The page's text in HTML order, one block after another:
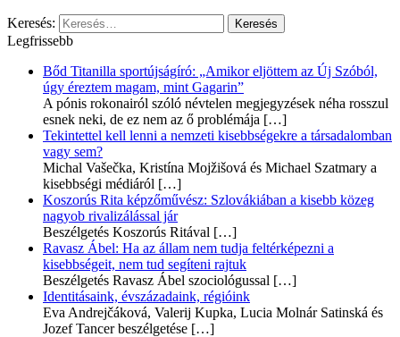
Keresés:
Legfrissebb
Bőd Titanilla sportújságíró: „Amikor eljöttem az Új Szóból,
úgy éreztem magam, mint Gagarin”
A pónis rokonairól szóló névtelen megjegyzések néha rosszul
esnek neki, de ez nem az ő problémája […]
Tekintettel kell lenni a nemzeti kisebbségekre a társadalomban
vagy sem?
Michal Vašečka, Kristína Mojžišová és Michael Szatmary a
kisebbségi médiáról […]
Koszorús Rita képzőművész: Szlovákiában a kisebb közeg
nagyob rivalizálással jár
Beszélgetés Koszorús Ritával […]
Ravasz Ábel: Ha az állam nem tudja feltérképezni a
kisebbségeit, nem tud segíteni rajtuk
Beszélgetés Ravasz Ábel szociológussal […]
Identitásaink, évszázadaink, régióink
Eva Andrejčáková, Valerij Kupka, Lucia Molnár Satinská és
Jozef Tancer beszélgetése […]